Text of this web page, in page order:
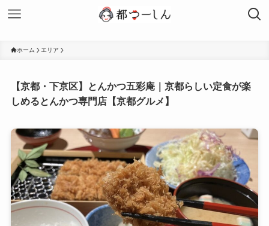
ホーム エリア
【京都・下京区】とんかつ五彩庵｜京都らしい定食が楽
しめるとんかつ専門店【京都グルメ】